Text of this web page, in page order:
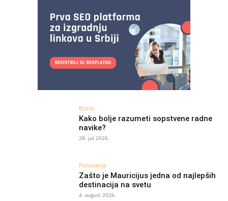
Biznis
Kako bolje razumeti sopstvene radne
navike?
28. jul 2026.
Putovanja
Zašto je Mauricijus jedna od najlepših
destinacija na svetu
4. avgust 2026.